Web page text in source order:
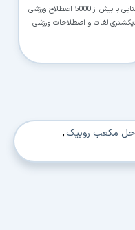
با بیش از 5000 اصطلاح ورزشی
لغات و اصطلاحات ورزشی
حل مکعب روبیک,